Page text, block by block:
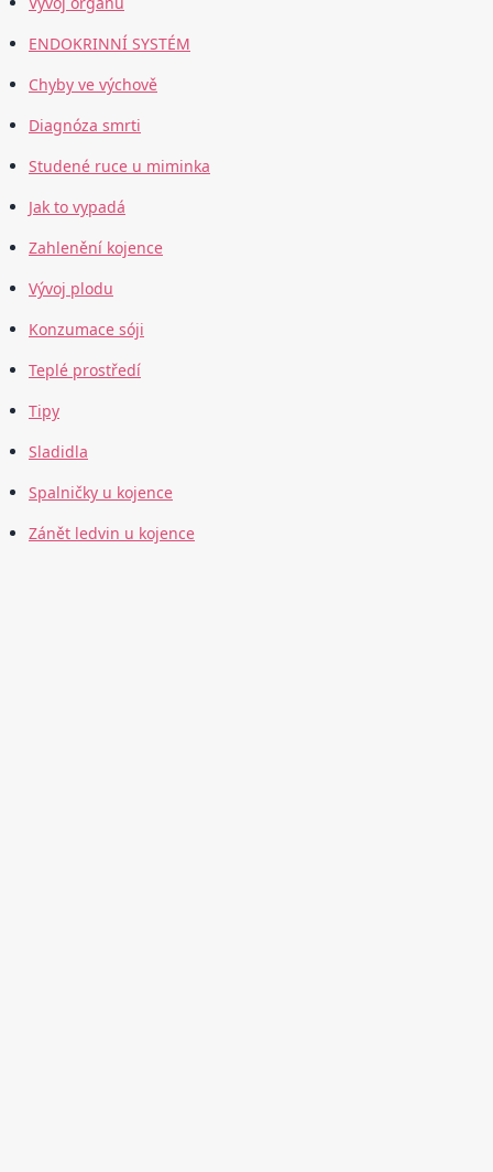
ENDOKRINNÍ SYSTÉM
Chyby ve výchově
Diagnóza smrti
Studené ruce u miminka
Jak to vypadá
Zahlenění kojence
Vývoj plodu
Konzumace sóji
Teplé prostředí
Tipy
Sladidla
Spalničky u kojence
Zánět ledvin u kojence